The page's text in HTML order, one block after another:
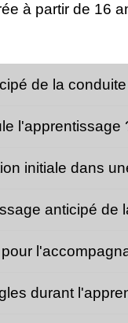
à partir de 16
de la
l'apprentissage
initiale dans
anticipé de
durant